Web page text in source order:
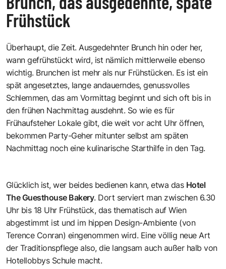
Frühstück
Überhaupt, die Zeit. Ausgedehnter Brunch hin oder her,
wann gefrühstückt wird, ist nämlich mittlerweile ebenso
wichtig. Brunchen ist mehr als nur Frühstücken. Es ist ein
spät angesetztes, lange andauerndes, genussvolles
Schlemmen, das am Vormittag beginnt und sich oft bis in
den frühen Nachmittag ausdehnt. So wie es für
Frühaufsteher Lokale gibt, die weit vor acht Uhr öffnen,
bekommen Party-Geher mitunter selbst am späten
Nachmittag noch eine kulinarische Starthilfe in den Tag.
Glücklich ist, wer beides bedienen kann, etwa das Hotel
The Guesthouse Bakery. Dort serviert man zwischen 6.30
Uhr bis 18 Uhr Frühstück, das thematisch auf Wien
abgestimmt ist und im hippen Design-Ambiente (von
Terence Conran) eingenommen wird. Eine völlig neue Art
der Traditionspflege also, die langsam auch außer halb von
Hotellobbys Schule macht.